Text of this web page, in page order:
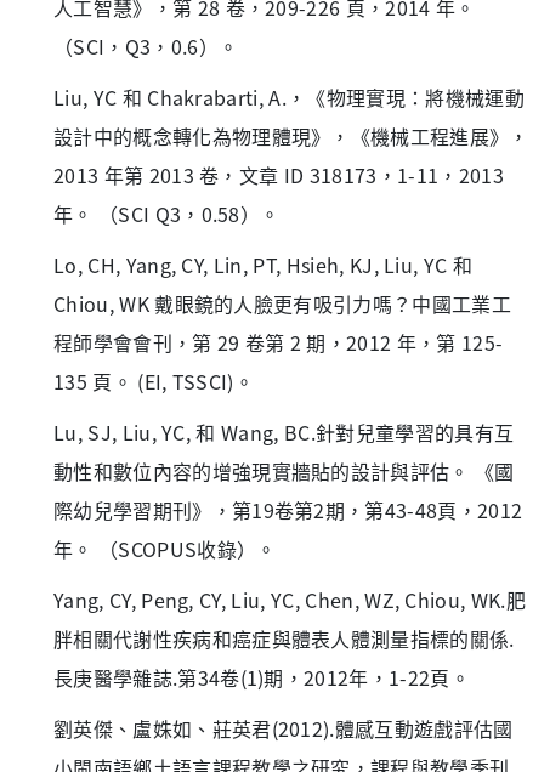
人工智慧》，第 28 卷，209-226 頁，2014 年。
（SCI，Q3，0.6）。
Liu, YC 和 Chakrabarti, A.，《物理實現：將機械運動
設計中的概念轉化為物理體現》，《機械工程進展》，
2013 年第 2013 卷，文章 ID 318173，1-11，2013
年。 （SCI Q3，0.58）。
Lo, CH, Yang, CY, Lin, PT, Hsieh, KJ, Liu, YC 和
Chiou, WK 戴眼鏡的人臉更有吸引力嗎？中國工業工
程師學會會刊，第 29 卷第 2 期，2012 年，第 125-
135 頁。 (EI, TSSCI)。
Lu, SJ, Liu, YC, 和 Wang, BC.針對兒童學習的具有互
動性和數位內容的增強現實牆貼的設計與評估。 《國
際幼兒學習期刊》，第19卷第2期，第43-48頁，2012
年。 （SCOPUS收錄）。
Yang, CY, Peng, CY, Liu, YC, Chen, WZ, Chiou, WK.肥
胖相關代謝性疾病和癌症與體表人體測量指標的關係.
長庚醫學雜誌.第34卷(1)期，2012年，1-22頁。
劉英傑、盧姝如、莊英君(2012).體感互動遊戲評估國